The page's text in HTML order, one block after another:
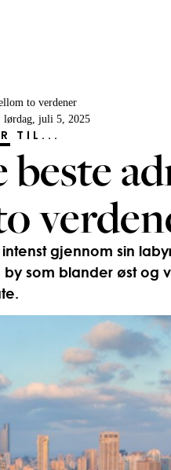
to verdener
lørdag, juli 5, 2025
TIL...
gjennom sin
som blander øst og